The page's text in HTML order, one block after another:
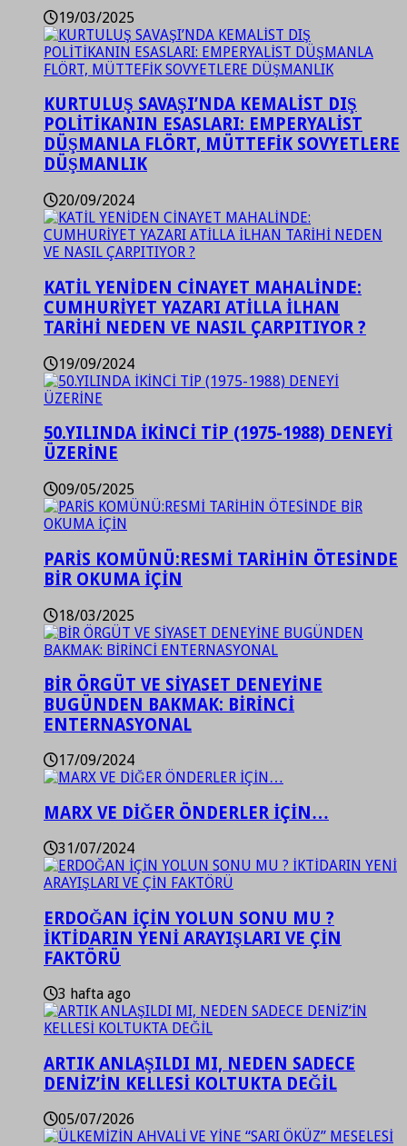
19/03/2025
KURTULUŞ SAVAŞI’NDA KEMALİST DIŞ
POLİTİKANIN ESASLARI: EMPERYALİST
DÜŞMANLA FLÖRT, MÜTTEFİK SOVYETLERE
DÜŞMANLIK
20/09/2024
KATİL YENİDEN CİNAYET MAHALİNDE:
CUMHURİYET YAZARI ATİLLA İLHAN
TARİHİ NEDEN VE NASIL ÇARPITIYOR ?
19/09/2024
50.YILINDA İKİNCİ TİP (1975-1988) DENEYİ
ÜZERİNE
09/05/2025
PARİS KOMÜNÜ:RESMİ TARİHİN ÖTESİNDE
BİR OKUMA İÇİN
18/03/2025
BİR ÖRGÜT VE SİYASET DENEYİNE
BUGÜNDEN BAKMAK: BİRİNCİ
ENTERNASYONAL
17/09/2024
MARX VE DİĞER ÖNDERLER İÇİN…
31/07/2024
ERDOĞAN İÇİN YOLUN SONU MU ?
İKTİDARIN YENİ ARAYIŞLARI VE ÇİN
FAKTÖRÜ
3 hafta ago
ARTIK ANLAŞILDI MI, NEDEN SADECE
DENİZ’İN KELLESİ KOLTUKTA DEĞİL
05/07/2026